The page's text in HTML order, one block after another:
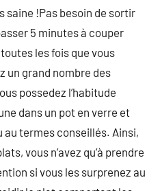
saine !Pas besoin de sortir
5 minutes à couper
les fois que vous
un grand nombre des
possedez l’habitude
dans un pot en verre et
termes conseillés. Ainsi,
vous n’avez qu’à prendre
si vous les surprenez au